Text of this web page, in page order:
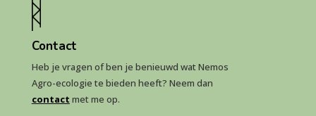
Contact
Heb je vragen of ben je benieuwd wat Nemos
Agro-ecologie te bieden heeft? Neem dan
contact met me op.